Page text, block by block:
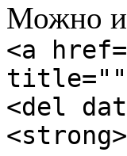
Можно
<a
<del
<strong>